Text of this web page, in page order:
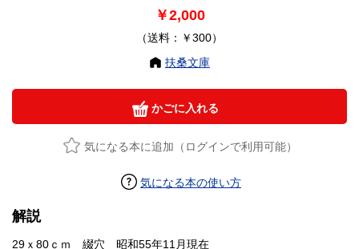
￥2,000
（送料：￥300）
扶桑文庫
かごに入れる
気になる本に追加（ログインで利用可能）
気になる本の使い方
解説
29ｘ80ｃｍ 綴穴 昭和55年11月現在